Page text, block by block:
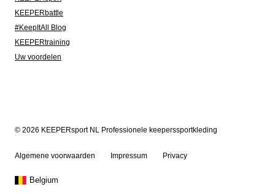
KEEPERbattle
#KeepItAll Blog
KEEPERtraining
Uw voordelen
© 2026 KEEPERsport NL Professionele keeperssportkleding
Algemene voorwaarden Impressum Privacy
Belgium